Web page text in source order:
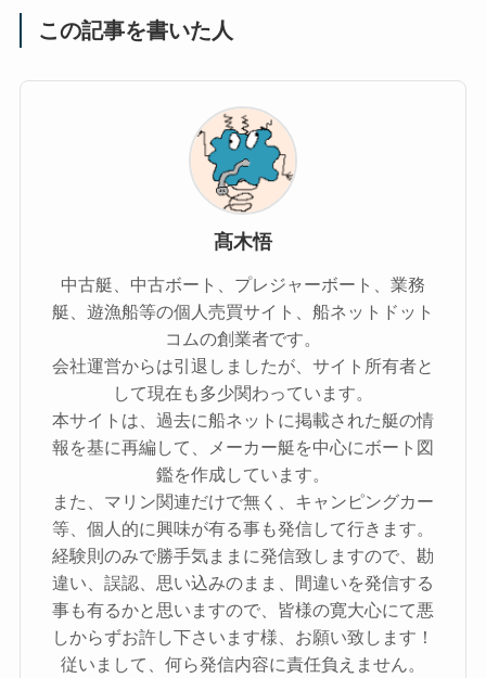
この記事を書いた人
髙木悟
中古艇、中古ボート、プレジャーボート、業務
艇、遊漁船等の個人売買サイト、船ネットドット
コムの創業者です。
会社運営からは引退しましたが、サイト所有者と
して現在も多少関わっています。
本サイトは、過去に船ネットに掲載された艇の情
報を基に再編して、メーカー艇を中心にボート図
鑑を作成しています。
また、マリン関連だけで無く、キャンピングカー
等、個人的に興味が有る事も発信して行きます。
経験則のみで勝手気ままに発信致しますので、勘
違い、誤認、思い込みのまま、間違いを発信する
事も有るかと思いますので、皆様の寛大心にて悪
しからずお許し下さいます様、お願い致します！
従いまして、何ら発信内容に責任負えません。